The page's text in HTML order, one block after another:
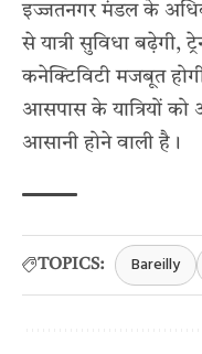
इज्जतनगर मंडल के
से यात्री सुविधा बढ़ेगी,
कनेक्टिविटी मजबूत
आसपास के यात्रियों को
आसानी होने वाली है।
TOPICS: Bareilly